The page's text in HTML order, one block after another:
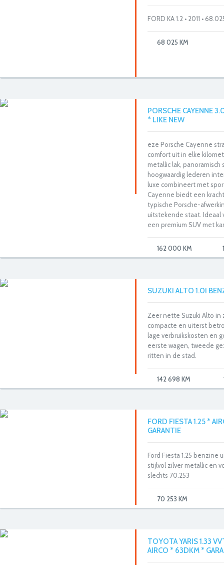
FORD KA 1.2 • 2011 •
68 025 KM
PORSCHE CAYENNE
* LIKE NEW
eze Porsche Cayenne
comfort uit in elke
metallic lak,
hoogwaardig lederen
luxe combineert met
Cayenne biedt een
typische Porsche-
uitstekende staat. Ideaal
een premium SUV met
162 000 KM
SUZUKI ALTO 1.0I
Zeer nette Suzuki Alto in
compacte en uiterst
lage verbruikskosten en
eerste wagen, tweede
ritten in de stad.
142 698 KM
FORD FIESTA 1.25 *
GARANTIE
Ford Fiesta 1.25 benzine
stijlvol zilver metallic en
slechts 70.253
70 253 KM
TOYOTA YARIS 1.33
AIRCO * 63DKM *